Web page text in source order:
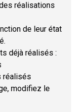
réalisations
de leur état
déjà réalisés :
réalisés
modifiez le